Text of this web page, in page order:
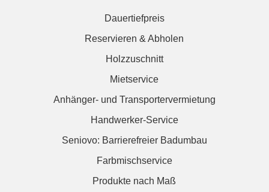
Dauertiefpreis
Reservieren & Abholen
Holzzuschnitt
Mietservice
Anhänger- und Transportervermietung
Handwerker-Service
Seniovo: Barrierefreier Badumbau
Farbmischservice
Produkte nach Maß